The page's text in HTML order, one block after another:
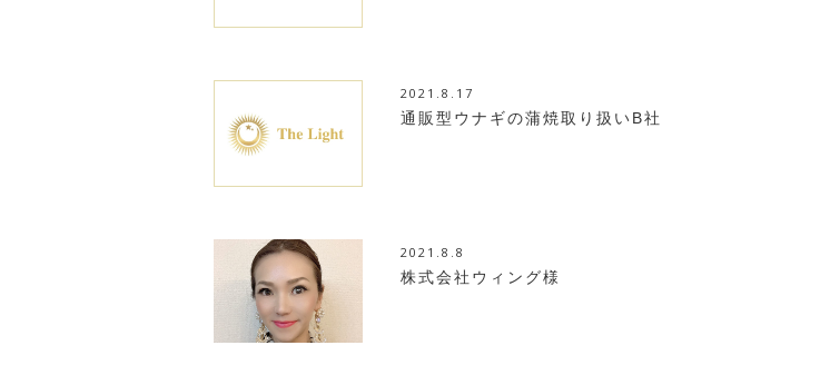
2021.8.17
通販型ウナギの蒲焼取り扱いB社
2021.8.8
株式会社ウィング様